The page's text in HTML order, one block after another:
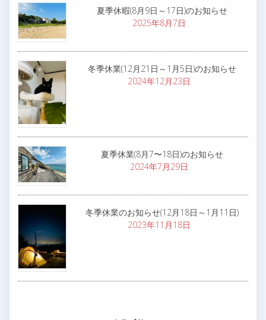
夏季休暇(8月9日～17日)のお知らせ
2025年8月7日
冬季休業(12月21日～1月5日)のお知らせ
2024年12月23日
夏季休業(8月7〜18日)のお知らせ
2024年7月29日
冬季休業のお知らせ(12月18日～1月11日)
2023年11月18日